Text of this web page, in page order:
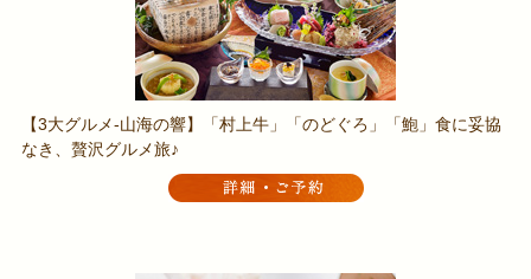
【3大グルメ-山海の響】「村上牛」「のどぐろ」「鮑」食に妥協
なき、贅沢グルメ旅♪